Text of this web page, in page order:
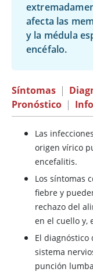
afecta las
y la médula
encéfalo.
Síntomas |
Pronóstico |
Las
origen vírico
encefalitis.
Los síntomas
fiebre y
rechazo del
en el cuello y,
El diagnóstico
sistema
punción